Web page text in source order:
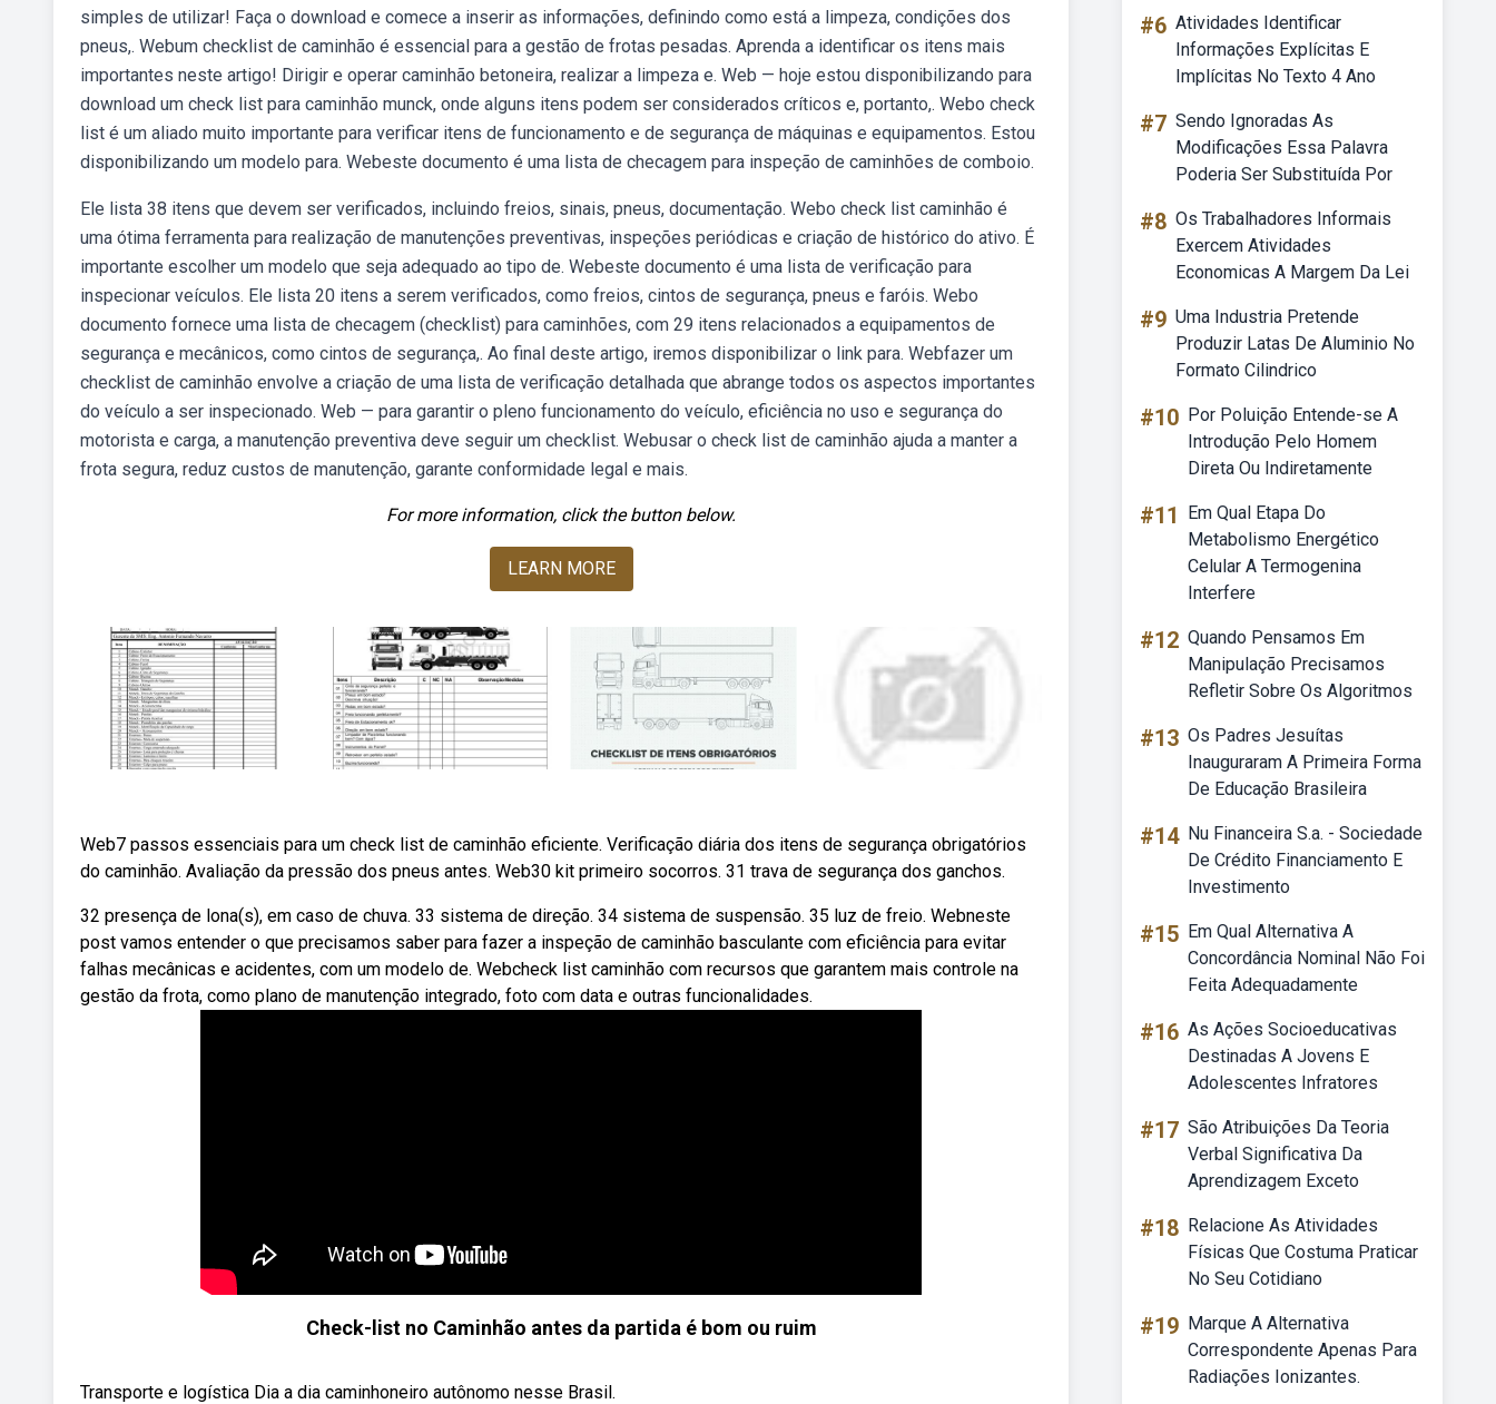
simples de utilizar! Faça o download e comece a inserir as informações, definindo como está a limpeza, condições dos
pneus,. Webum checklist de caminhão é essencial para a gestão de frotas pesadas. Aprenda a identificar os itens mais
importantes neste artigo! Dirigir e operar caminhão betoneira, realizar a limpeza e. Web — hoje estou disponibilizando para
download um check list para caminhão munck, onde alguns itens podem ser considerados críticos e, portanto,. Webo check
list é um aliado muito importante para verificar itens de funcionamento e de segurança de máquinas e equipamentos. Estou
disponibilizando um modelo para. Webeste documento é uma lista de checagem para inspeção de caminhões de comboio.
Ele lista 38 itens que devem ser verificados, incluindo freios, sinais, pneus, documentação. Webo check list caminhão é
uma ótima ferramenta para realização de manutenções preventivas, inspeções periódicas e criação de histórico do ativo. É
importante escolher um modelo que seja adequado ao tipo de. Webeste documento é uma lista de verificação para
inspecionar veículos. Ele lista 20 itens a serem verificados, como freios, cintos de segurança, pneus e faróis. Webo
documento fornece uma lista de checagem (checklist) para caminhões, com 29 itens relacionados a equipamentos de
segurança e mecânicos, como cintos de segurança,. Ao final deste artigo, iremos disponibilizar o link para. Webfazer um
checklist de caminhão envolve a criação de uma lista de verificação detalhada que abrange todos os aspectos importantes
do veículo a ser inspecionado. Web — para garantir o pleno funcionamento do veículo, eficiência no uso e segurança do
motorista e carga, a manutenção preventiva deve seguir um checklist. Webusar o check list de caminhão ajuda a manter a
frota segura, reduz custos de manutenção, garante conformidade legal e mais.
For more information, click the button below.
LEARN MORE
Web7 passos essenciais para um check list de caminhão eficiente. Verificação diária dos itens de segurança obrigatórios
do caminhão. Avaliação da pressão dos pneus antes. Web30 kit primeiro socorros. 31 trava de segurança dos ganchos.
32 presença de lona(s), em caso de chuva. 33 sistema de direção. 34 sistema de suspensão. 35 luz de freio. Webneste
post vamos entender o que precisamos saber para fazer a inspeção de caminhão basculante com eficiência para evitar
falhas mecânicas e acidentes, com um modelo de. Webcheck list caminhão com recursos que garantem mais controle na
gestão da frota, como plano de manutenção integrado, foto com data e outras funcionalidades.
Check-list no Caminhão antes da partida é bom ou ruim
Transporte e logística Dia a dia caminhoneiro autônomo nesse Brasil.
#6 Atividades Identificar
Informações Explícitas E
Implícitas No Texto 4 Ano
#7 Sendo Ignoradas As
Modificações Essa Palavra
Poderia Ser Substituída Por
#8 Os Trabalhadores Informais
Exercem Atividades
Economicas A Margem Da Lei
#9 Uma Industria Pretende
Produzir Latas De Aluminio No
Formato Cilindrico
#10 Por Poluição Entende-se A
Introdução Pelo Homem
Direta Ou Indiretamente
#11
Em Qual Etapa Do
Metabolismo Energético
Celular A Termogenina
Interfere
#12 Quando Pensamos Em
Manipulação Precisamos
Refletir Sobre Os Algoritmos
#13 Os Padres Jesuítas
Inauguraram A Primeira Forma
De Educação Brasileira
#14 Nu Financeira S.a. - Sociedade
De Crédito Financiamento E
Investimento
#15 Em Qual Alternativa A
Concordância Nominal Não Foi
Feita Adequadamente
#16 As Ações Socioeducativas
Destinadas A Jovens E
Adolescentes Infratores
#17 São Atribuições Da Teoria
Verbal Significativa Da
Aprendizagem Exceto
#18 Relacione As Atividades
Físicas Que Costuma Praticar
No Seu Cotidiano
#19 Marque A Alternativa
Correspondente Apenas Para
Radiações Ionizantes.